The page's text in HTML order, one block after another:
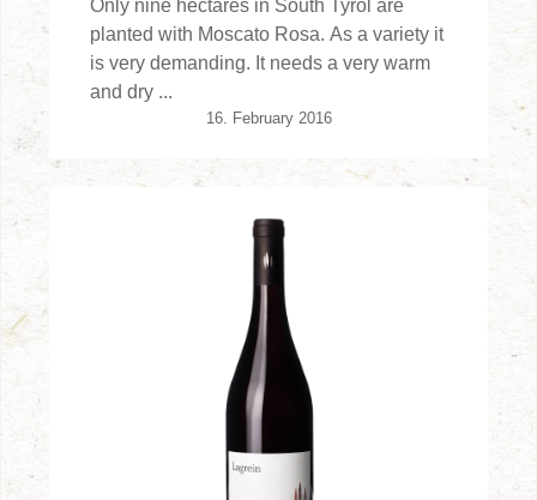
Only nine hectares in South Tyrol are
planted with Moscato Rosa. As a variety it
is very demanding. It needs a very warm
and dry ...
16. February 2016